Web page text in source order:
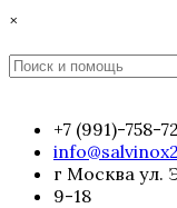
Перейти
содержимому
×
Поиск
+7 (991)-758-
г Москва ул.
9-18